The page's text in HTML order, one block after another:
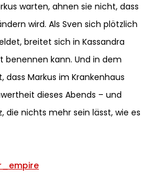
warten, ahnen sie nicht, dass
wird. Als Sven sich plötzlich
breitet sich in Kassandra
benennen kann. Und in dem
Markus im Krankenhaus
dieses Abends – und
die nichts mehr sein lässt, wie es